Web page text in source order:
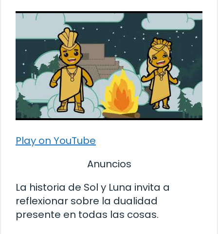
Play on YouTube
Anuncios
La historia de Sol y Luna invita a
reflexionar sobre la dualidad
presente en todas las cosas.